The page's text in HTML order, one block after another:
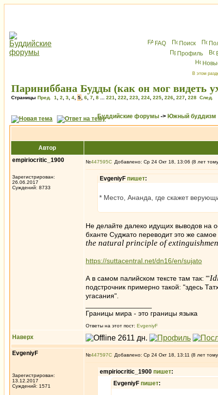
FAQ Поиск
Профиль
В этом
Париниббана Будды (как он мог видеть
Страницы Пред. 1 2 3 4 5 6 7 8 221 222 223 224 225 226 227 228 След.
Буддийские форумы -> Южный буддизм
Автор
empiriocritic_1900
Зарегистрирован:
26.06.2017
Суждений: 8733
№447595 Добавлено: Ср 24 Окт 18, 13:06 (8 лет
EvgeniyF пишет:
* Место, Ананда, где скажет
Не делайте далеко идущих выводов на
бханте Суджато переводит это же самое
the natural principle of
https://suttacentral.net/dn16/en/sujato
А в самом палийском тексте там так: "'
подстрочник примерно такой: "здесь
угасания".
Границы мира - это границы языка
Ответы на этот пост: EvgeniyF
Наверх
EvgeniyF
Зарегистрирован:
13.12.2017
Суждений: 1571
№447597 Добавлено: Ср 24 Окт 18, 13:11 (8 лет
empiriocritic_1900 пишет:
EvgeniyF пишет: